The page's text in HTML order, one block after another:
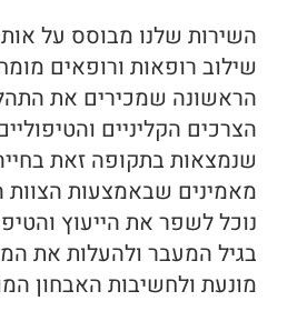
השירות שלנו מבוסס על
שילוב רופאות ורופאים
הראשונה שמכירים את
הצרכים הקליניים
שנמצאות בתקופה זאת
מאמינים שבאמצעות הצוות
נוכל לשפר את הייעוץ
בגיל המעבר ולהעלות את
מונעת ולחשיבות האבחון